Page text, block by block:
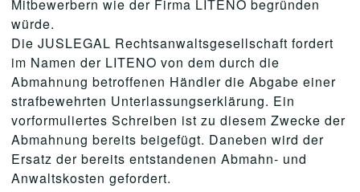
Mitbewerbern wie der Firma LITENO begründen
würde.
Die JUSLEGAL Rechtsanwaltsgesellschaft fordert
im Namen der LITENO von dem durch die
Abmahnung betroffenen Händler die Abgabe einer
strafbewehrten Unterlassungserklärung. Ein
vorformuliertes Schreiben ist zu diesem Zwecke der
Abmahnung bereits beigefügt. Daneben wird der
Ersatz der bereits entstandenen Abmahn- und
Anwaltskosten gefordert.